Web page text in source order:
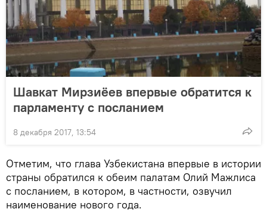
Шавкат Мирзиёев впервые обратится к
парламенту с посланием
8 декабря 2017, 13:54
Отметим, что глава Узбекистана впервые в истории
страны обратился к обеим палатам Олий Мажлиса
с посланием, в котором, в частности, озвучил
наименование нового года.